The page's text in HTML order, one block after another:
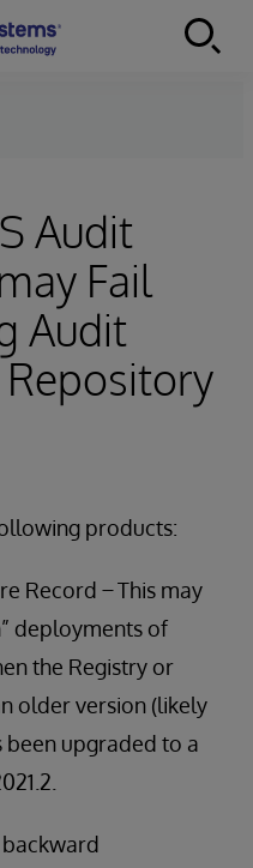
Audit
Fail
Audit
products:
Record ̶ This may
deployments of
the Registry or
older version (likely
been upgraded to a
backward